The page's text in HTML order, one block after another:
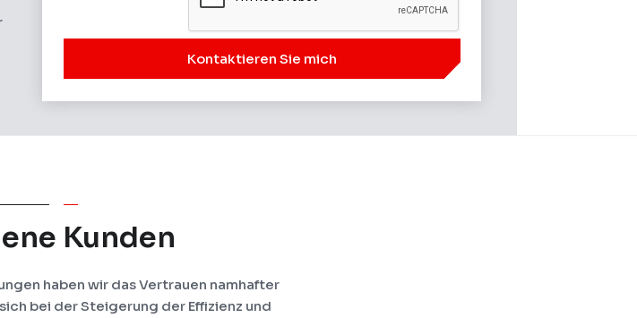
Kontaktieren Sie mich
Kunden
haben wir das Vertrauen namhafter
bei der Steigerung der Effizienz und